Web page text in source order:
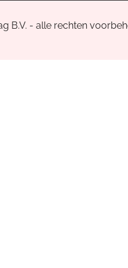
B.V. - alle rechten